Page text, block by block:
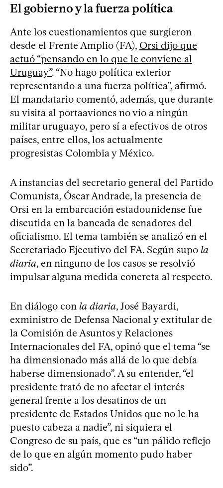
El gobierno y la fuerza política
Ante los cuestionamientos que surgieron
desde el Frente Amplio (FA), Orsi dijo que
actuó “pensando en lo que le conviene al
Uruguay”. “No hago política exterior
representando a una fuerza política”, afirmó.
El mandatario comentó, además, que durante
su visita al portaaviones no vio a ningún
militar uruguayo, pero sí a efectivos de otros
países, entre ellos, los actualmente
progresistas Colombia y México.
A instancias del secretario general del Partido
Comunista, Óscar Andrade, la presencia de
Orsi en la embarcación estadounidense fue
discutida en la bancada de senadores del
oficialismo. El tema también se analizó en el
Secretariado Ejecutivo del FA. Según supo la
diaria, en ninguno de los casos se resolvió
impulsar alguna medida concreta al respecto.
En diálogo con la diaria, José Bayardi,
exministro de Defensa Nacional y extitular de
la Comisión de Asuntos y Relaciones
Internacionales del FA, opinó que el tema “se
ha dimensionado más allá de lo que debía
haberse dimensionado”. A su entender, “el
presidente trató de no afectar el interés
general frente a los desatinos de un
presidente de Estados Unidos que no le ha
puesto cabeza a nadie”, ni siquiera el
Congreso de su país, que es “un pálido reflejo
de lo que en algún momento pudo haber
sido”.